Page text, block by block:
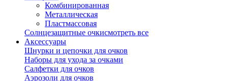
Комбинированная
Металлическая
Пластмассовая
Солнцезащитные очкисмотреть все
Аксессуары
Шнурки и цепочки для очков
Наборы для ухода за очками
Салфетки для очков
Аэрозоли для очков